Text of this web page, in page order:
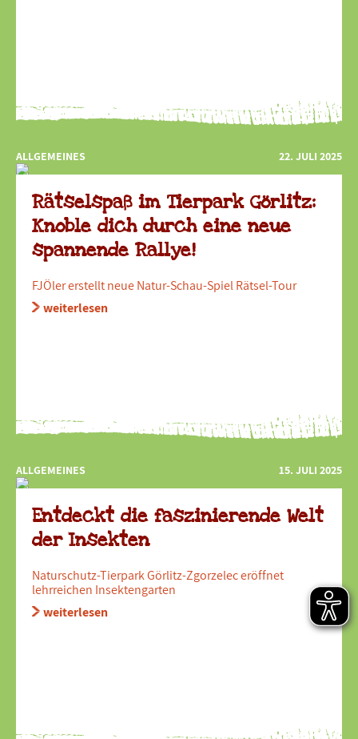
ALLGEMEINES 22. JULI 2025
Rätselspaß im Tierpark Görlitz:
Knoble dich durch eine neue
spannende Rallye!
FJÖler erstellt neue Natur-Schau-Spiel Rätsel-Tour
weiterlesen
ALLGEMEINES 15. JULI 2025
Entdeckt die faszinierende Welt
der Insekten
Naturschutz-Tierpark Görlitz-Zgorzelec eröffnet
lehrreichen Insektengarten
weiterlesen